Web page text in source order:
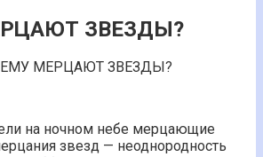
ЗВЕЗДЫ?
на ночном небе мерцающие
звезд — неоднородность